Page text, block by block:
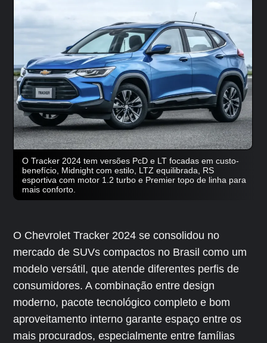
O Tracker 2024 tem versões PcD e LT focadas em custo-
benefício, Midnight com estilo, LTZ equilibrada, RS
esportiva com motor 1.2 turbo e Premier topo de linha para
mais conforto.
O Chevrolet Tracker 2024 se consolidou no
mercado de SUVs compactos no Brasil como um
modelo versátil, que atende diferentes perfis de
consumidores. A combinação entre design
moderno, pacote tecnológico completo e bom
aproveitamento interno garante espaço entre os
mais procurados, especialmente entre famílias